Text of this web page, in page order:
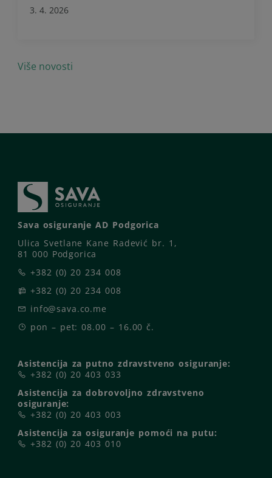
3. 4. 2026
Više novosti
Sava osiguranje AD Podgorica
Ulica Svetlane Kane Radević br. 1,
81 000 Podgorica
+382 (0) 20 234 008
+382 (0) 20 234 008
info@sava.co.me
pon – pet: 08.00 – 16.00 č.
Asistencija za putno zdravstveno osiguranje:
+382 (0) 20 403 033
Asistencija za dobrovoljno zdravstveno
osiguranje:
+382 (0) 20 403 003
Asistencija za osiguranje pomoći na putu:
+382 (0) 20 403 010